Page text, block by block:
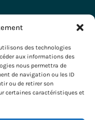
des technologies
aux informations des
nous permettra de
de navigation ou les ID
ou de retirer son
certaines caractéristiques et